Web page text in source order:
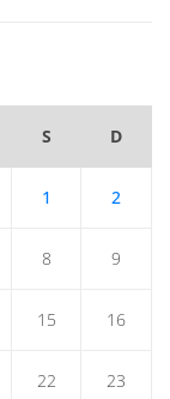
S D
1 2
8 9
15 16
22 23